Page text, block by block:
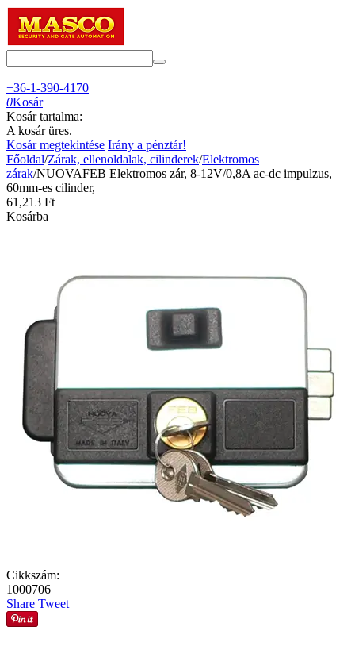
+36-1-390-4170
0Kosár
Kosár tartalma:
A kosár üres.
Kosár megtekintése Irány a pénztár!
Főoldal/Zárak, ellenoldalak, cilinderek/Elektromos
zárak/NUOVAFEB Elektromos zár, 8-12V/0,8A ac-dc impulzus,
60mm-es cilinder,
61,213 Ft
Kosárba
Cikkszám:
1000706
Share Tweet